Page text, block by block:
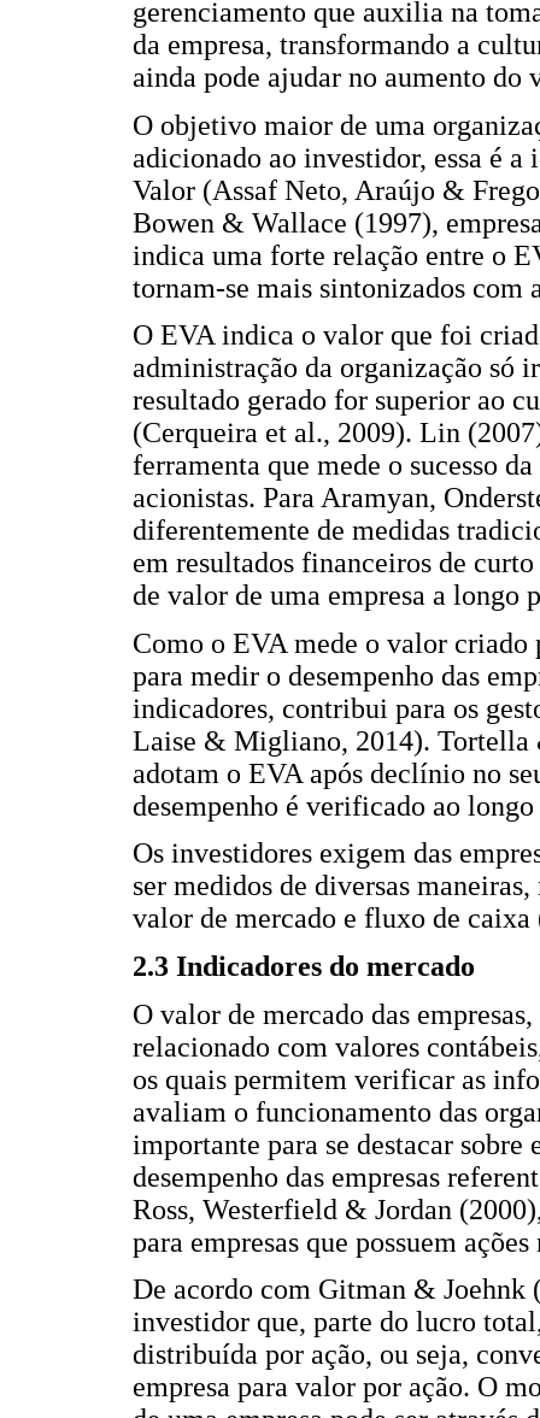
gerenciamento que auxilia na
da empresa, transformando a
ainda pode ajudar no aumento do
O objetivo maior de uma
adicionado ao investidor, essa é a
Valor (Assaf Neto, Araújo &
Bowen & Wallace (1997),
indica uma forte relação entre o
tornam-se mais sintonizados com
O EVA indica o valor que foi
administração da organização só
resultado gerado for superior ao
(Cerqueira et al., 2009). Lin
ferramenta que mede o sucesso
acionistas. Para Aramyan,
diferentemente de medidas
em resultados financeiros de
de valor de uma empresa a longo
Como o EVA mede o valor criado
para medir o desempenho das
indicadores, contribui para os
Laise & Migliano, 2014). Tortella
adotam o EVA após declínio no
desempenho é verificado ao
Os investidores exigem das
ser medidos de diversas
valor de mercado e fluxo de
2.3 Indicadores do mercado
O valor de mercado das
relacionado com valores
os quais permitem verificar as
avaliam o funcionamento das
importante para se destacar sobre
desempenho das empresas
Ross, Westerfield & Jordan
para empresas que possuem
De acordo com Gitman & Joehnk
investidor que, parte do lucro
distribuída por ação, ou seja,
empresa para valor por ação. O